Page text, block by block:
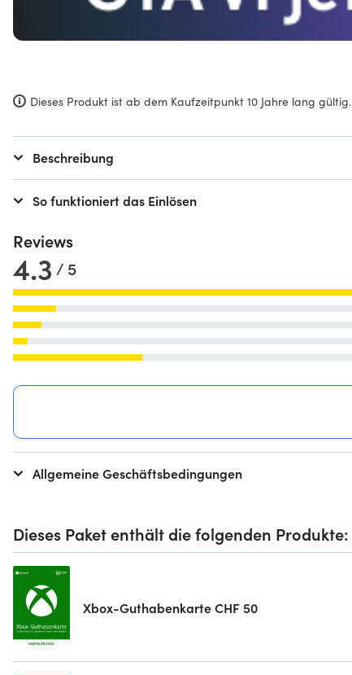
Dieses Paket enthält die folgenden Produkte:
Xbox-Guthabenkarte CHF 50
Dieses Produkt ist ab dem Kaufzeitpunkt 10 Jahre lang gültig.
Beschreibung
So funktioniert das Einlösen
Reviews
4.3 / 5
Allgemeine Geschäftsbedingungen